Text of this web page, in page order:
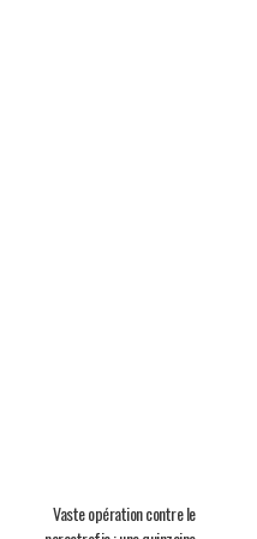
Vaste opération contre le